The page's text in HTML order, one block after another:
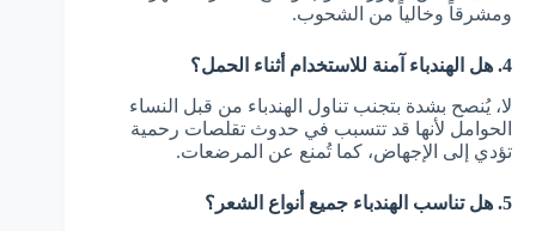
ومشرقاً وخالياً من الشحوب.
4. هل الهندباء آمنة للاستخدام أثناء الحمل؟
لا، يُنصح بشدة بتجنب تناول الهندباء من قبل النساء
الحوامل لأنها قد تتسبب في حدوث تقلصات رحمية
تؤدي إلى الإجهاض، كما تُمنع عن المرضعات.
5. هل تناسب الهندباء جميع أنواع الشعر؟